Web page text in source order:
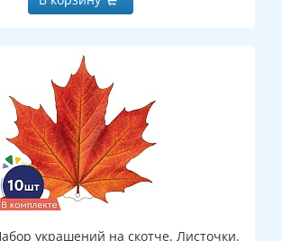
украшений на скотче. Листочки.